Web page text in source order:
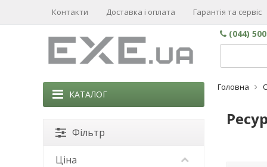
Контакти Доставка і оплата Гарантія та сервіс
(044)
Головна
КАТАЛОГ
Фільтр
Ціна